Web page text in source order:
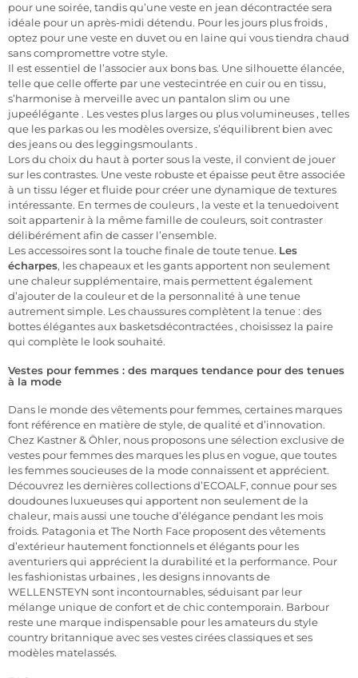
pour une soirée, tandis qu’uneveste en jean décontractéesera
idéale pour un après-midi détendu. Pour les jours plus froids,
optez pour unevesteen duvet ou en lainequi vous tiendra chaud
sans compromettre votre style.
Il est essentiel de l’associer aux bons bas. Une silhouette élancée,
telle que celleofferte par unevestecintréeen cuir ou en tissu,
s’harmonise à merveille avec un pantalon slim ou une
jupeélégante. Les vestes plus larges ou plus volumineuses, telles
que les parkas ou les modèles oversize, s’équilibrent bien avec
des jeansou des leggingsmoulants.
Lors du choix du haut à porter sous la veste, il convient de jouer
sur les contrastes. Uneveste robuste et épaisse peut être associée
à un tissu léger et fluide pour créer une dynamique de textures
intéressante. En termes de couleurs, la vesteet la tenuedoivent
soit appartenir à la même famille de couleurs, soit contraster
délibérément afin de casser l’ensemble.
Les accessoiressont la touche finale de toute tenue. Les
écharpes, les chapeauxet les gantsapportent non seulement
une chaleur supplémentaire, mais permettent également
d’ajouter de la couleur et de la personnalité à une tenue
autrement simple. Les chaussures complètent la tenue : des
bottesélégantesaux basketsdécontractées, choisissez la paire
qui complète le look souhaité.
Vestes pour femmes : des marques tendance pour des tenues
à la mode
Dans le monde des vêtements pour femmes, certaines marques
font référence en matière de style, de qualité et d’innovation.
Chez Kastner & Öhler, nous proposons une sélection exclusive de
vestes pour femmes des marques les plus en vogue, que toutes
les femmes soucieuses de la mode connaissent et apprécient.
Découvrez les dernières collectionsd’ECOALF, connue pour ses
doudounes luxueuses qui apportent non seulement de la
chaleur, mais aussi une touche d’élégance pendant les mois
froids. Patagonia etThe North Face proposent des vêtements
d’extérieur hautement fonctionnels et élégants pour les
aventuriers qui apprécient la durabilité et la performance. Pour
les fashionistas urbaines, les designs innovants de
WELLENSTEYN sont incontournables, séduisant par leur
mélange unique de confort et de chic contemporain. Barbour
reste une marque indispensable pour les amateurs du style
country britannique avec ses vestes cirées classiques et ses
modèles matelassés.